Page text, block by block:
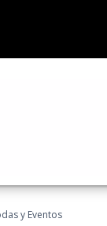
y Eventos